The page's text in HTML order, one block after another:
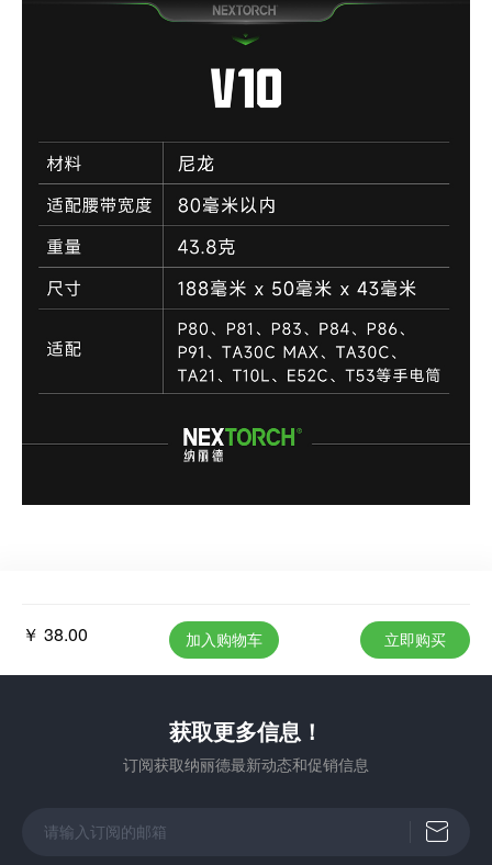
￥ 38.00 加入购物车 立即购买
获取更多信息！
订阅获取纳丽德最新动态和促销信息